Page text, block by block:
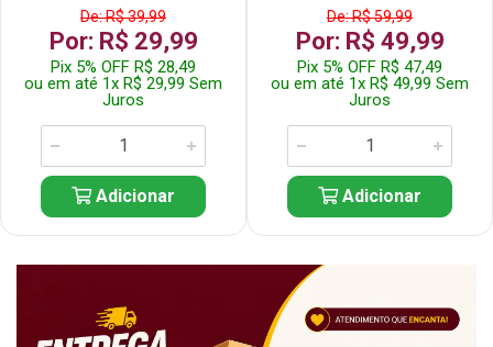
De: R$ 39,99
Por: R$ 29,99
Pix 5% OFF R$ 28,49
ou em até 1x R$ 29,99 Sem
Juros
Adicionar
De: R$ 59,99
Por: R$ 49,99
Pix 5% OFF R$ 47,49
ou em até 1x R$ 49,99 Sem
Juros
Adicionar